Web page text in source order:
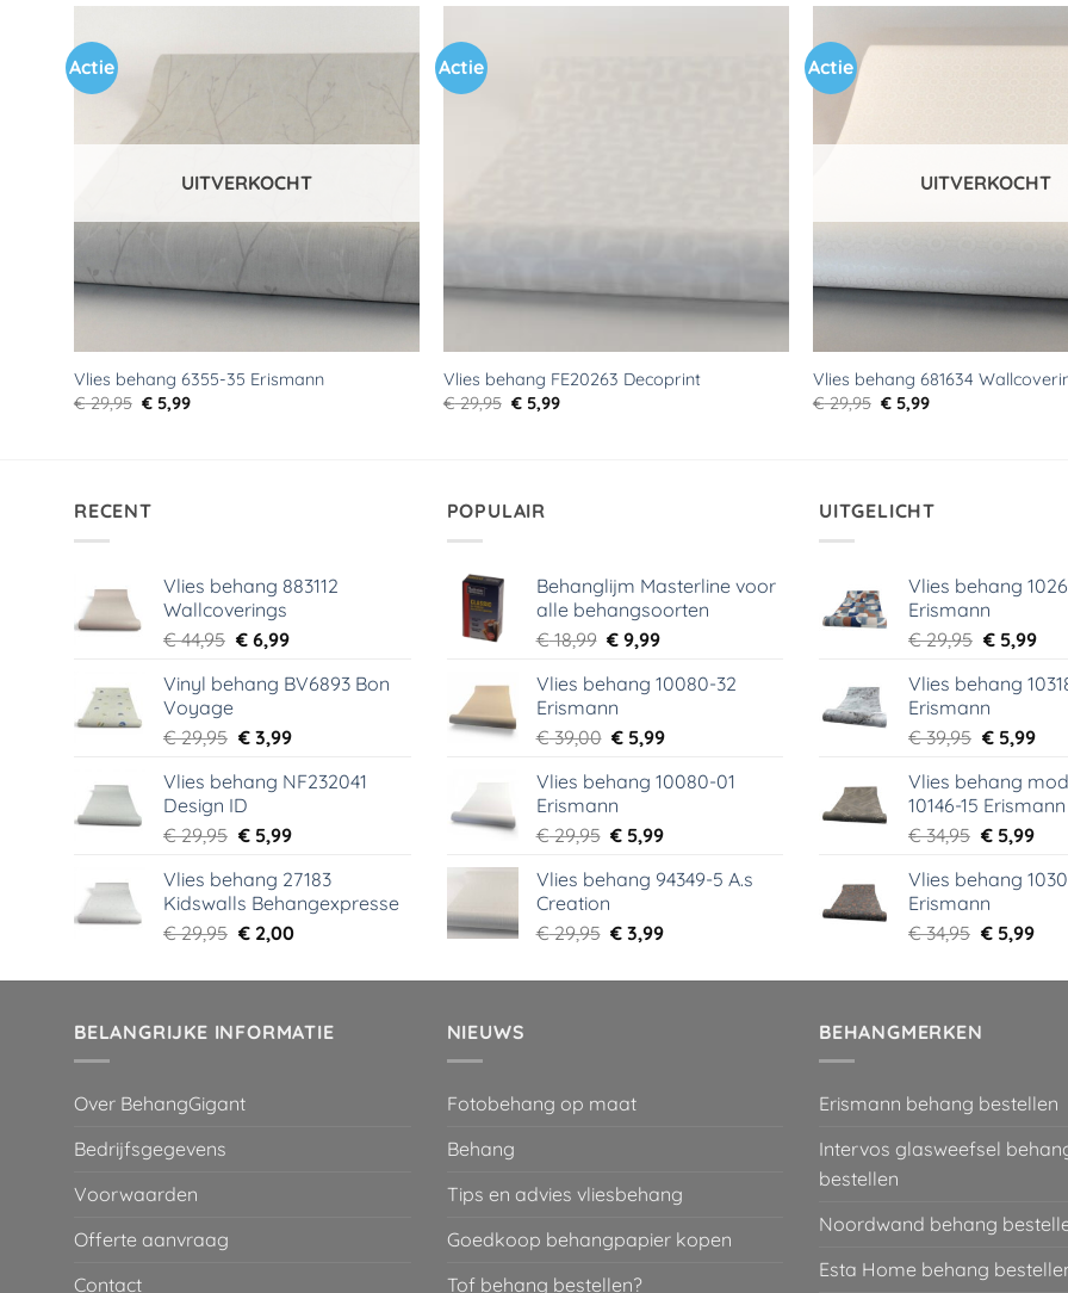
Actie
UITVERKOCHT
Vlies behang 6355-35 Erismann
€29,95 Oorspronkelijke
€ 5,99Huidige
Actie
Vlies behang FE20263 Decoprint
€29,95 Oorspronkelijke
€ 5,99Huidige
Actie
UITVERKOCHT
Vlies behang 681634
€29,95 Oorspronkelijke
€ 5,99Huidige
RECENT
Vlies behang 883112
Wallcoverings
€44,95 Oorspronkelijke
was:
€6,99Huidige
is:
Vinyl behang BV6893 Bon
Voyage
€29,95 Oorspronkelijke
was:
€ 29,95.
€3,99Huidige
is:
Vlies behang NF232041
Design ID
€29,95 Oorspronkelijke
was:
€ 29,95.
€5,99Huidige
is:
€ 5,99.
Vlies behang 27183
Kidswalls Behangexpresse
€29,95 Oorspronkelijke
was:
€2,00Huidige
is:
POPULAIR
Behanglijm Masterline voor
alle behangsoorten
€18,99 Oorspronkelijke
was:
€ 18,99.
€ 9,99Huidige
is:
Vlies behang 10080-32
Erismann
€39,00 Oorspronkelijke
was:
€ 39,00.
€ 5,99Huidige
is:
Vlies behang 10080-01
Erismann
€29,95 Oorspronkelijke
was:
€ 5,99Huidige
is:
Vlies behang 94349-5 A.s
Creation
€29,95 Oorspronkelijke
was:
€ 3,99Huidige
is:
UITGELICHT
Vlies behang
Erismann
€29,95
was:
€ 29,95.
€5,99
is:
Vlies behang
Erismann
€39,95
was:
€ 39,95.
€5,99
is:
€
Vlies behang
10146-15 Erismann
€34,95
was:
€ 34,95.
€5,99
is:
Vlies behang
Erismann
€34,95
was:
€5,99
is:
BELANGRIJKE INFORMATIE
Over BehangGigant
Bedrijfsgegevens
Voorwaarden
Offerte aanvraag
Contact
NIEUWS
Fotobehang op maat
Behang
Tips en advies vliesbehang
Goedkoop behangpapier kopen
Tof behang bestellen?
BEHANGMERKEN
Erismann behang bestellen
Intervos glasweefsel
bestellen
Noordwand behang
Esta Home behang